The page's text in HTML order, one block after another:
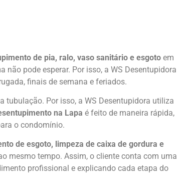
de pia, ralo, vaso sanitário e esgoto em
pode esperar. Por isso, a WS Desentupidora
finais de semana e feriados.
tubulação. Por isso, a WS Desentupidora utiliza
na Lapa é feito de maneira rápida,
o condomínio.
de esgoto, limpeza de caixa de gordura e
mesmo tempo. Assim, o cliente conta com uma
profissional e explicando cada etapa do